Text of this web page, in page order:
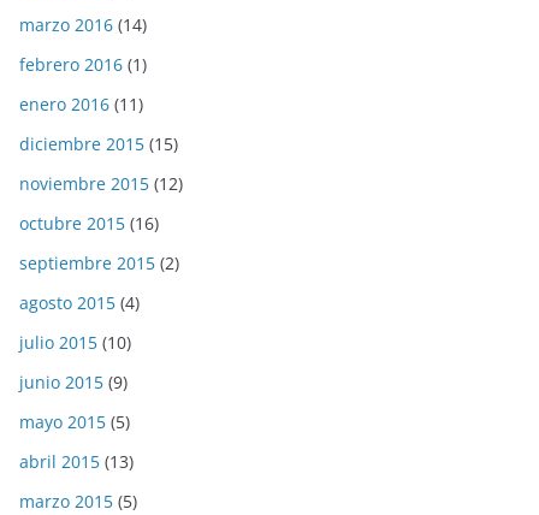
marzo 2016 (14)
febrero 2016 (1)
enero 2016 (11)
diciembre 2015 (15)
noviembre 2015 (12)
octubre 2015 (16)
septiembre 2015 (2)
agosto 2015 (4)
julio 2015 (10)
junio 2015 (9)
mayo 2015 (5)
abril 2015 (13)
marzo 2015 (5)